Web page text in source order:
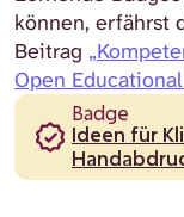
können, erfährst
Beitrag
Open
Badge
Ideen für